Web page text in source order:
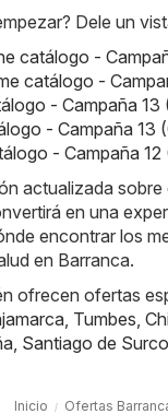
Dele un
catálogo -
catálogo -
- Campaña
- Campaña
- Campaña
actualizada
en una
encontrar los
en Barranca.
ofrecen ofertas
, Tumbes,
, Santiago de Surco
Inicio Ofertas